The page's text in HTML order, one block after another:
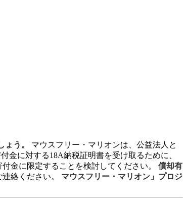
う。
マウスフリー・マリオンは、公益法人と
金に対する18A納税証明書を受け取るために、
金に限定することを検討してください。 償却有
連絡ください。 マウスフリー・マリオン」プロジ